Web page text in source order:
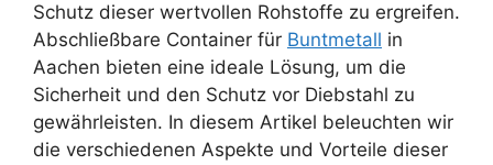
Schutz dieser wertvollen Rohstoffe zu ergreifen.
Abschließbare Container für Buntmetall in
Aachen bieten eine ideale Lösung, um die
Sicherheit und den Schutz vor Diebstahl zu
gewährleisten. In diesem Artikel beleuchten wir
die verschiedenen Aspekte und Vorteile dieser